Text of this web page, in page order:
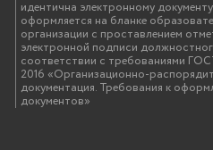
идентична электронному
оформляется на бланке
организации с проставлением
электронной подписи
соответствии с требованиями
2016 «Организационно-
документация. Требования к
документов»